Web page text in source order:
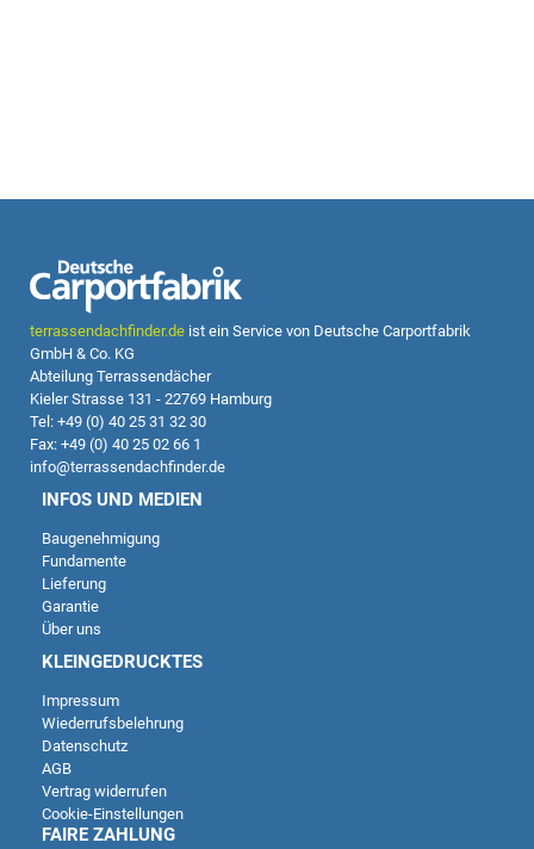
terrassendachfinder.de ist ein Service von Deutsche Carportfabrik
GmbH & Co. KG
Abteilung Terrassendächer
Kieler Strasse 131 - 22769 Hamburg
Tel: +49 (0) 40 25 31 32 30
Fax: +49 (0) 40 25 02 66 1
info@terrassendachfinder.de
INFOS UND MEDIEN
Baugenehmigung
Fundamente
Lieferung
Garantie
Über uns
KLEINGEDRUCKTES
Impressum
Wiederrufsbelehrung
Datenschutz
AGB
Vertrag widerrufen
Cookie-Einstellungen
FAIRE ZAHLUNG